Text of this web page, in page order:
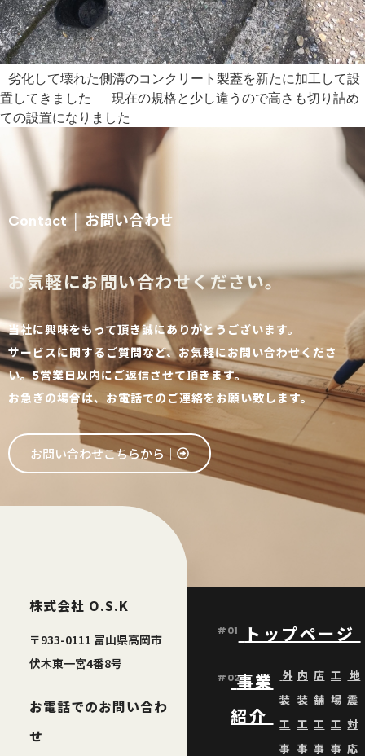
劣化して壊れた側溝のコンクリート製蓋を新たに加工して設
置してきました 現在の規格と少し違うので高さも切り詰め
ての設置になりました
Contact │ お問い合わせ
お気軽にお問い合わせください。
当社に興味をもって頂き誠にありがとうございます。
サービスに関するご質問など、お気軽にお問い合わせくださ
い。5営業日以内にご返信させて頂きます。
お急ぎの場合は、お電話でのご連絡をお願い致します。
お問い合わせこちらから│
株式会社 O.S.K
〒933-0111 富山県高岡市
伏木東一宮4番8号
お電話でのお問い合わ
せ
#01 トップページ
#02事業
紹介
外
装
工
事
内
装
工
事
店
舗
工
事
工
場
工
事
地
震
対
応